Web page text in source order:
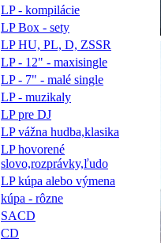
LP - kompilácie
LP Box - sety
LP HU, PL, D, ZSSR
LP - 12" - maxisingle
LP - 7" - malé single
LP - muzikaly
LP pre DJ
LP vážna hudba,klasika
LP hovorené
slovo,rozprávky,ľudo
LP kúpa alebo výmena
kúpa - rôzne
SACD
CD